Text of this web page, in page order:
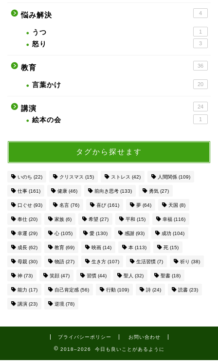
悩み解決 4
うつ 1
怒り 3
教育 36
言葉かけ 20
講演 24
絵本の会 1
タグから探せます
いのち (22) クリスマス (15) ストレス (42) 人間関係 (109)
仕事 (161) 健康 (46) 前向き思考 (133) 勇気 (27)
口ぐせ (93) 名言 (76) 喜び (161) 夢 (64) 天国 (8)
奉仕 (20) 家族 (6) 希望 (27) 平和 (15) 幸福 (116)
幸運 (29) 心 (105) 愛 (130) 感謝 (93) 成功 (104)
成長 (62) 教育 (69) 映画 (14) 本 (113) 死 (15)
母親 (30) 物語 (27) 生き方 (107) 生活習慣 (7) 祈り (38)
神 (73) 笑顔 (47) 習慣 (44) 聖人 (32) 聖書 (18)
能力 (17) 自己肯定感 (56) 行動 (109) 詩 (24) 読書 (23)
講演 (23) 逆境 (78)
プライバシーポリシー お問い合わせ
2018–2026 今日も良いことがあるように